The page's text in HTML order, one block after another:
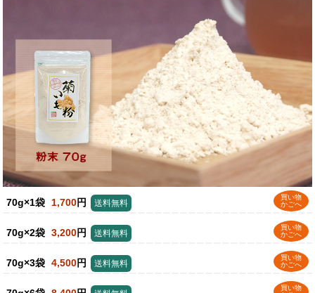
70g×1袋 1,700円
買い物
かごへ
送料無料
70g×2袋 3,200円
買い物
かごへ
送料無料
70g×3袋 4,500円
買い物
かごへ
送料無料
買い物